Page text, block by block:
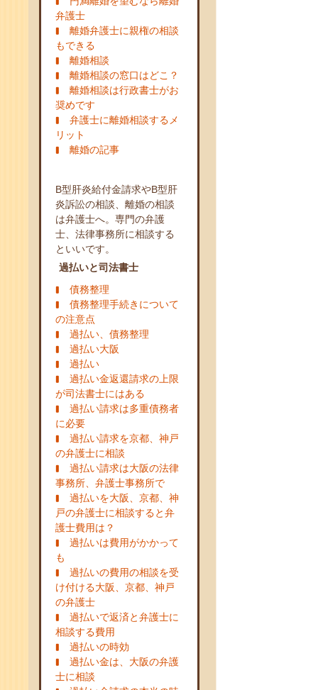
弁護士
離婚弁護士に親権の相談
もできる
離婚相談
離婚相談の窓口はどこ？
離婚相談は行政書士がお
奨めです
弁護士に離婚相談するメ
リット
離婚の記事
B型肝炎給付金請求やB型肝
炎訴訟の相談、離婚の相談
は弁護士へ。専門の弁護
士、法律事務所に相談する
といいです。
過払いと司法書士
債務整理
債務整理手続きについて
の注意点
過払い、債務整理
過払い大阪
過払い
過払い金返還請求の上限
が司法書士にはある
過払い請求は多重債務者
に必要
過払い請求を京都、神戸
の弁護士に相談
過払い請求は大阪の法律
事務所、弁護士事務所で
過払いを大阪、京都、神
戸の弁護士に相談すると弁
護士費用は？
過払いは費用がかかって
も
過払いの費用の相談を受
け付ける大阪、京都、神戸
の弁護士
過払いで返済と弁護士に
相談する費用
過払いの時効
過払い金は、大阪の弁護
士に相談